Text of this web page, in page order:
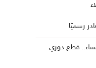
رسميًا
قطع دوري